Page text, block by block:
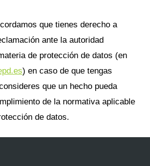
que tienes derecho a
ante la autoridad
de protección de datos (en
) en caso de que tengas
que un hecho pueda
de la normativa aplicable
de datos.